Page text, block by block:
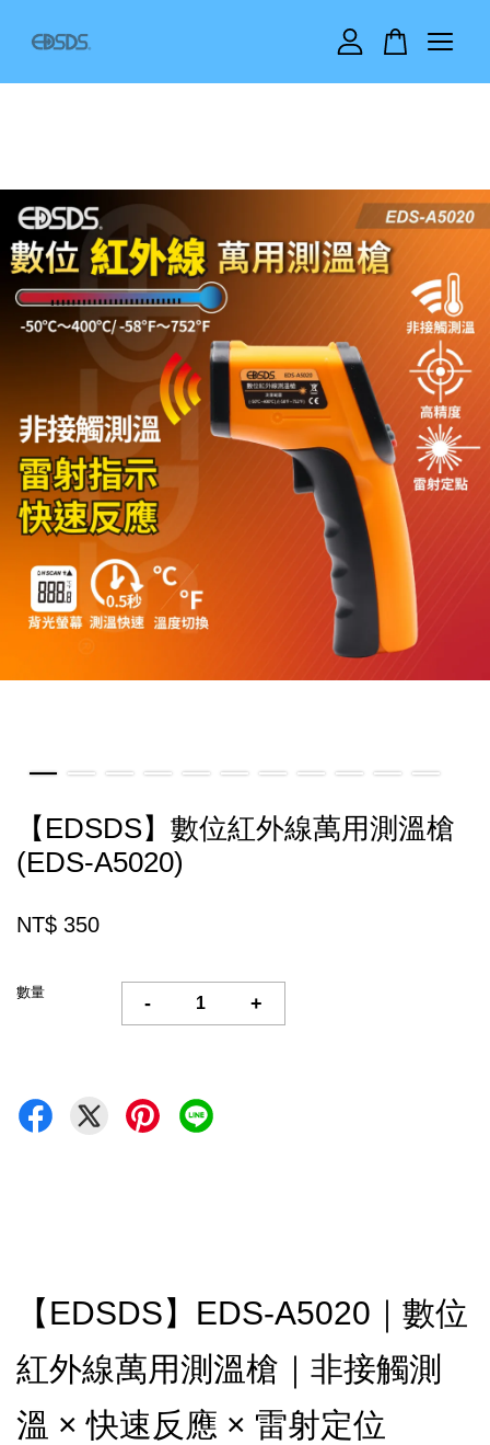
【EDSDS】數位紅外線萬用測溫槍
(EDS-A5020)
NT$ 350
數量
- +
【EDSDS】EDS-A5020｜數位
紅外線萬用測溫槍｜非接觸測
溫 × 快速反應 × 雷射定位